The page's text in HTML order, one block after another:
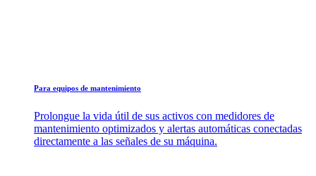
Para equipos de mantenimiento
Prolongue la vida útil de sus activos con medidores de
mantenimiento optimizados y alertas automáticas conectadas
directamente a las señales de su máquina.